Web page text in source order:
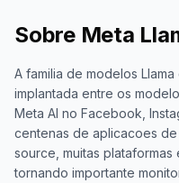
Integrações
Relatórios
e análises
Sobre Meta
A familia de modelos
implantada entre os
Meta AI no Facebook,
centenas de aplicacoes
source, muitas
tornando importante